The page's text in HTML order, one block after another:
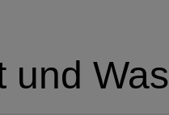
und